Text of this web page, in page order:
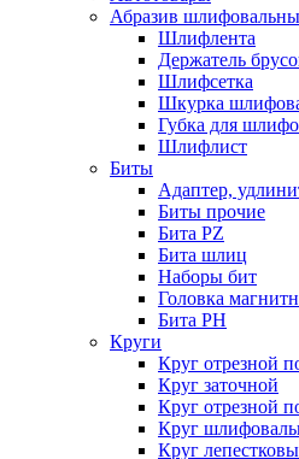
Абразив
Шлифлента
Держатель
Шлифсетка
Шкурка
Губка для
Шлифлист
Биты
Адаптер,
Биты прочие
Бита PZ
Бита шлиц
Наборы бит
Головка
Бита PH
Круги
Круг отрезной
Круг заточной
Круг отрезной
Круг
Круг